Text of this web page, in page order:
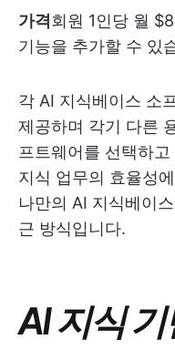
가격회원 1인당 월
기능을 추가할 수 있
각 AI 지식베이스 소
제공하며 각기 다른
프트웨어를 선택하
지식 업무의 효율성
나만의 AI 지식베이
근 방식입니다.
AI 지식